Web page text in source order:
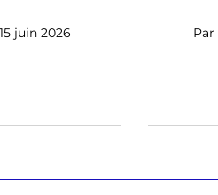
juin 2026
Par